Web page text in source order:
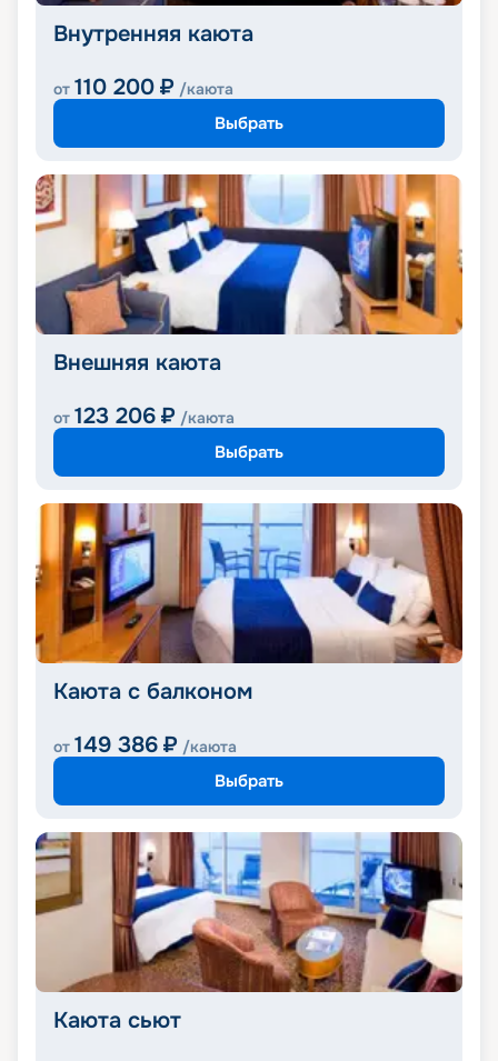
Внутренняя каюта
от 110 200 ₽ /каюта
Выбрать
Внешняя каюта
от 123 206 ₽ /каюта
Выбрать
Каюта с балконом
от 149 386 ₽ /каюта
Выбрать
Каюта сьют